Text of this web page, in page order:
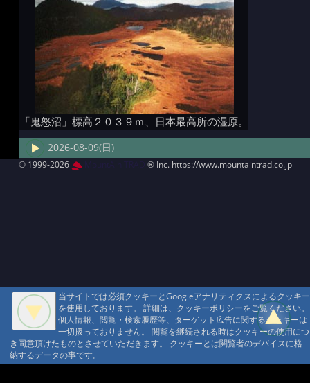
「鬼怒沼」標高２０３９ｍ、日本最高所の湿原。
2026-08-09(日)
© 1999-2026 MountAin TRAD ® Inc. https://www.mountaintrad.co.jp
当サイトでは必須クッキーとGoogleアナリティクスによるクッキー
を使用しております。 詳細は、クッキーポリシーをご覧ください。
個人情報、閲覧・検索履歴等、ターゲット広告に関するクッキーは
一切扱っておりません。 閲覧を継続される時はクッキーの使用につ
き同意頂けたものとさせていただきます。 クッキーとは閲覧者のデバイスに格
納するデータの事です。